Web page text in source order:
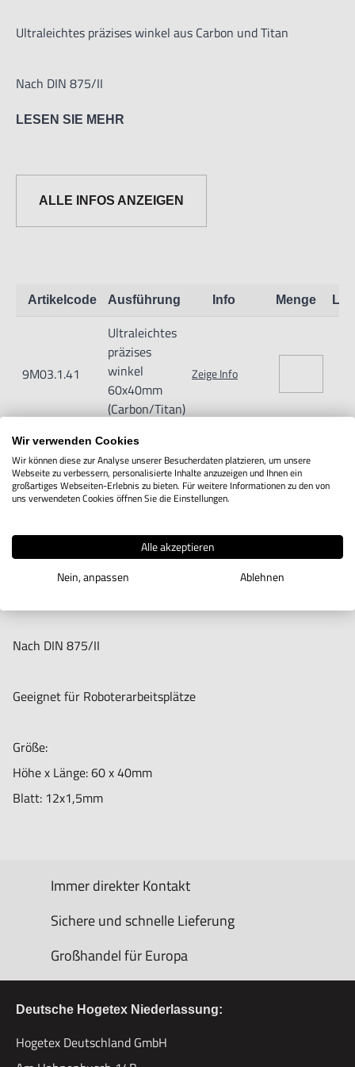
Ultraleichtes präzises winkel aus Carbon und Titan
Nach DIN 875/II
Höhe x Länge: 60 x 40mm
LESEN SIE MEHR
ALLE INFOS ANZEIGEN
Artikelcode Ausführung Info Menge
9M03.1.41
Ultraleichtes
präzises
winkel
60x40mm
(Carbon/Titan)
Zeige Info
IN DEN WARENKORB
Produktbeschreibung
Nach DIN 875/II
Geeignet für Roboterarbeitsplätze
Größe:
Höhe x Länge: 60 x 40mm
Blatt: 12x1,5mm
Immer direkter Kontakt
Sichere und schnelle Lieferung
Großhandel für Europa
Deutsche Hogetex Niederlassung:
Hogetex Deutschland GmbH
Wir verwenden Cookies
Wir können diese zur Analyse unserer Besucherdaten platzieren, um unsere
Webseite zu verbessern, personalisierte Inhalte anzuzeigen und Ihnen ein
großartiges Webseiten-Erlebnis zu bieten. Für weitere Informationen zu den von
uns verwendeten Cookies öffnen Sie die Einstellungen.
Alle akzeptieren
Nein, anpassen
Ablehnen